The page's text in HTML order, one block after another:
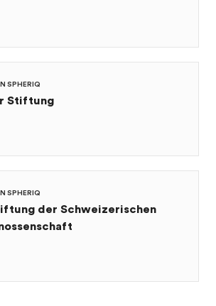
SPHERIQ
Stiftung
SPHERIQ
der Schweizerischen